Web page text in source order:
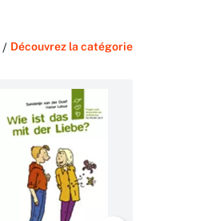
/ Découvrez la catégorie